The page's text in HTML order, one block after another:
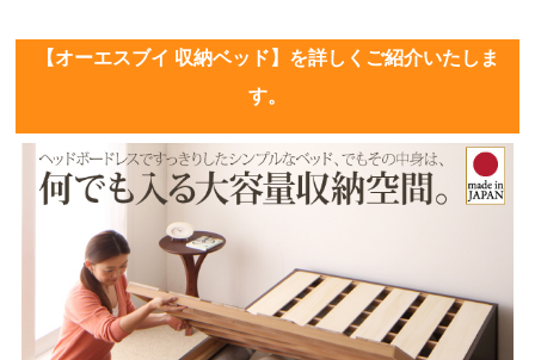
【オーエスブイ 収納ベッド】を詳しくご紹介いたしま
す。